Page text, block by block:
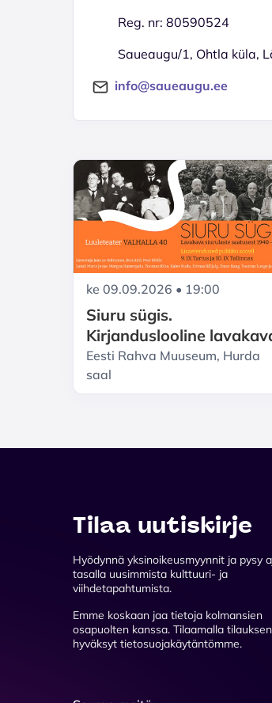
Reg. nr: 80590524
Saueaugu/1, Ohtla küla,
info@saueaugu.ee
ke 09.09.2026 • 19:00
Siuru sügis.
Kirjanduslooline
Eesti Rahva Muuseum, Hurda
saal
Tilaa uutiskirje
Hyödynnä yksinoikeusmyynnit ja pysy
tasalla uusimmista kulttuuri- ja
viihdetapahtumista.
Emme koskaan jaa tietoja kolmansien
osapuolten kanssa. Tilaamalla tilauksen
hyväksyt tietosuojakäytäntömme.